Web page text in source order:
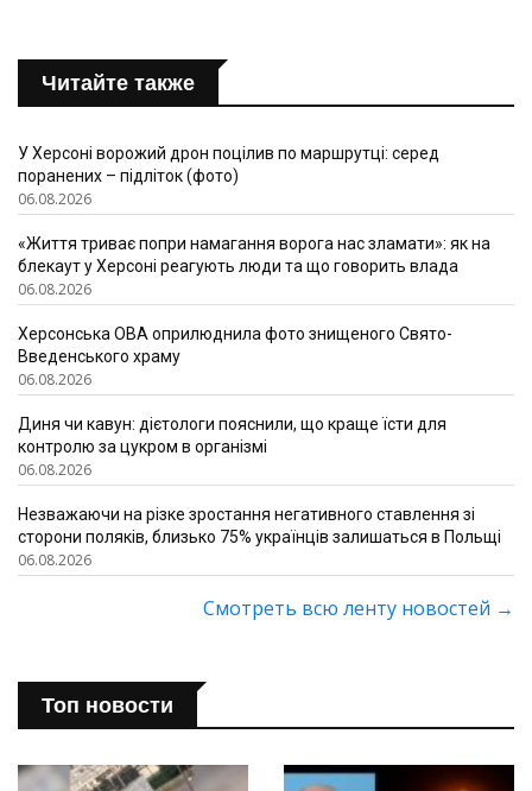
Читайте также
У Херсоні ворожий дрон поцілив по маршрутці: серед
поранених – підліток (фото)
06.08.2026
«Життя триває попри намагання ворога нас зламати»: як на
блекаут у Херсоні реагують люди та що говорить влада
06.08.2026
Херсонська ОВА оприлюднила фото знищеного Свято-
Введенського храму
06.08.2026
Диня чи кавун: дієтологи пояснили, що краще їсти для
контролю за цукром в організмі
06.08.2026
Незважаючи на різке зростання негативного ставлення зі
сторони поляків, близько 75% українців залишаться в Польщі
06.08.2026
Смотреть всю ленту новостей →
Топ новости